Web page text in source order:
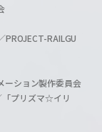
RAILGU
ション製作委員会
プリズマ☆イリ